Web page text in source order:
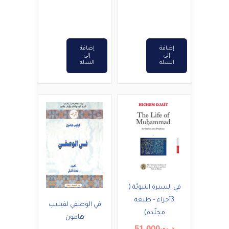
إضافة
إلى
السلة
إضافة
إلى
السلة
في السيرة النبويّة (
3أجزاء – طبعة
مجلّدة)
في الوصفي لفيليب
هامون